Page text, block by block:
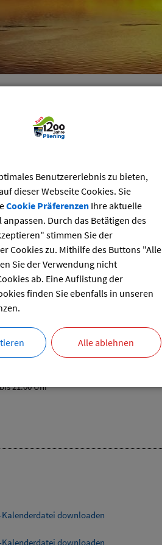
Bürgerhaus Pliening
21:00 Uhr
Kalenderdatei downloaden
downloaden
Benutzererlebnis zu bieten,
dieser Webseite Cookies. Sie
Cookie PräferenzenIhre aktuelle
anpassen. Durch das Betätigen des
stimmen Sie der
Cookies zu. Mithilfe des Buttons "Alle
Sie der Verwendung nicht
ab. Eine Auflistung der
finden Sie ebenfalls in unseren
Alle ablehnen